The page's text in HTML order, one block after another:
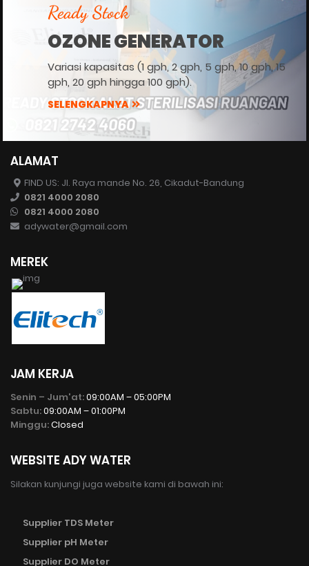
Ready Stock
OZONE GENERATOR
Variasi kapasitas (1 gph, 2 gph, 5 gph, 10 gph, 15
gph, 20 gph hingga 100 gph).
SELENGKAPNYA
ALAMAT
FIND US: Jl. Raya mande No. 26, Cikadut-Bandung
0821 4000 2080
0821 4000 2080
adywater@gmail.com
MEREK
JAM KERJA
Senin – Jum'at:09:00AM – 05:00PM
Sabtu:09:00AM – 01:00PM
Minggu:Closed
WEBSITE ADY WATER
Silakan kunjungi juga website kami di bawah ini:
Supplier TDS Meter
Supplier pH Meter
Supplier DO Meter